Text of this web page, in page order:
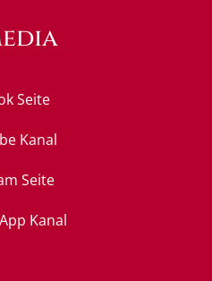
Seite
Kanal
Seite
Kanal